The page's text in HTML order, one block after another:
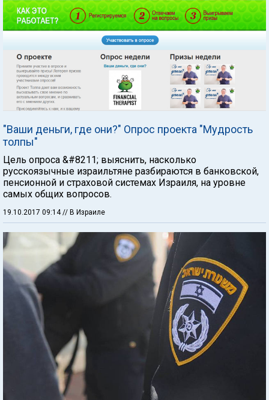
"Ваши деньги, где они?" Опрос проекта "Мудрость
толпы"
Цель опроса &#8211; выяснить, насколько
русскоязычные израильтяне разбираются в банковской,
пенсионной и страховой системах Израиля, на уровне
самых общих вопросов.
19.10.2017 09:14 // В Израиле